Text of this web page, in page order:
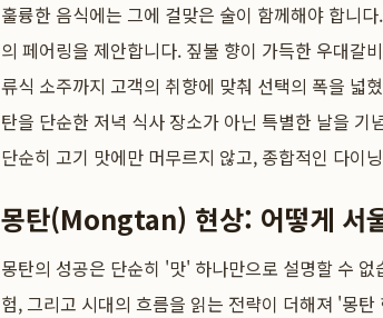
훌륭한 음식에는 그에 걸맞은 술이 함께해야 합니
의 페어링을 제안합니다. 짚불 향이 가득한 우대갈
류식 소주까지 고객의 취향에 맞춰 선택의 폭을 넓
탄을 단순한 저녁 식사 장소가 아닌 특별한 날을
단순히 고기 맛에만 머무르지 않고, 종합적인 다이
몽탄(Mongtan) 현상: 어떻게 서
몽탄의 성공은 단순히 '맛' 하나만으로 설명할 수
험, 그리고 시대의 흐름을 읽는 전략이 더해져 '몽